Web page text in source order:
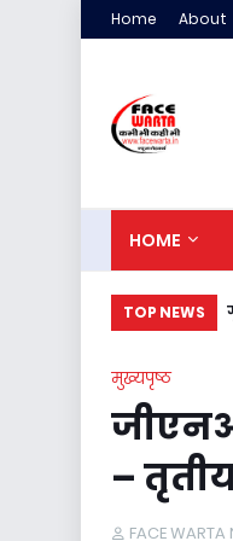
Home About
HOME
TOP NEWS
मुख्यपृष्ठ
–
FACE